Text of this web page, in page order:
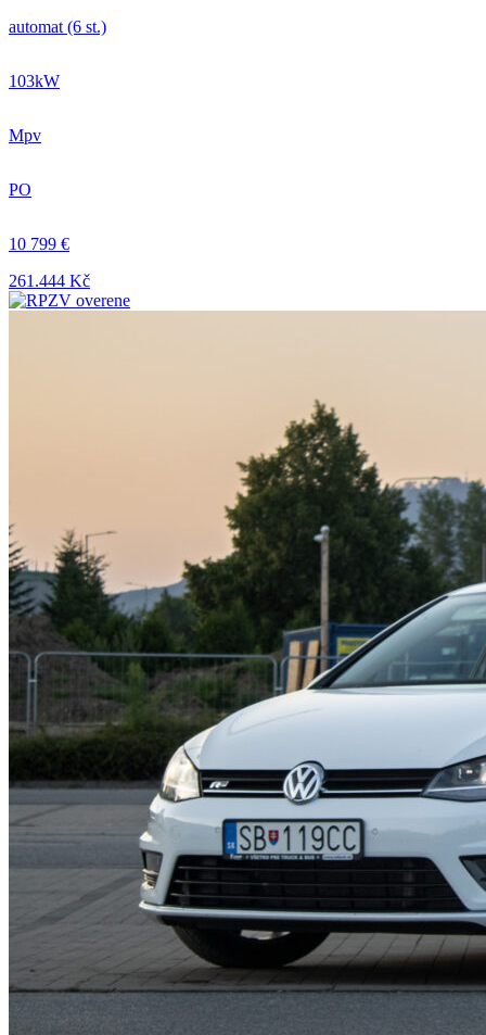
automat (6 st.)
103kW
Mpv
PO
10 799 €
261.444 Kč